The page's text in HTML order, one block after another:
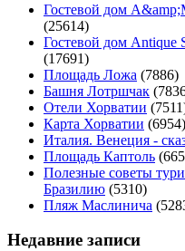
Гостевой дом
(25614)
Гостевой дом Antique
(17691)
Площадь Ложа (7886)
Башня Лотршчак
Отели Хорватии
Карта Хорватии (6954)
Италия. Венеция -
Площадь Каптоль
Полезные советы
Бразилию (5310)
Пляж Маслинича
Недавние записи